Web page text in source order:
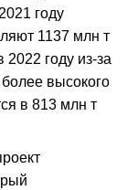
году
1137 млн т
году из-за
высокого
в 813 млн т